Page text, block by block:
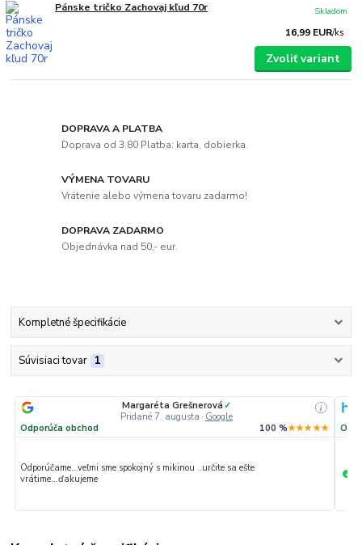
Pánske tričko Zachovaj kľud 70r
16,99 EUR/ks
Skladom
Zvoliť variant
DOPRAVA A PLATBA
Doprava od 3.80 Platba: karta, dobierka.
VÝMENA TOVARU
Vrátenie alebo výmena tovaru zadarmo!
DOPRAVA ZADARMO
Objednávka nad 50,- eur.
Kompletné špecifikácie
Súvisiaci tovar 1
Margaréta Grešnerová ✓
Pridané 7. augusta · Google
i
Odporúča obchod 100 %★★★★★
Odporúčame...veľmi sme spokojný s mikinou ..určite sa ešte
vrátime...ďakujeme
+